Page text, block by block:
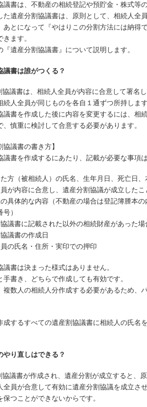
議書は、不動産の相続登記や預貯金・株式等
た遺産分割協議書は、原則として、相続人全
あとになって『やはりこの分割方法には納得
きます。
『遺産分割協議書』について説明します。
議書は誰がつくる？
議書は、相続人全員が内容に合意して署名
続人全員が同じものを各自１通ずつ所持します
議書を作成した後に内容を変更するには、相
、慎重に検討して合意する必要があります。
協議書の書き方】
議書を作成するにあたり、記載が必要な事項
方（被相続人）の氏名、生年月日、死亡日
が内容に合意し、遺産分割協議が成立した
具体的な内容（不動産の場合は登記簿謄本
）
議書に記載された以外の相続財産があった
議書の作成日
の氏名・住所・実印での押印
議書は決まった様式はありません。
手書き、どちらで作成しても有効です。
複数人の相続人分作成する必要があるため、
成するすべての遺産割協議書に相続人の氏名
やり直しはできる？
議書が作成され、遺産分割が成立すると、
全員が合意して有効に遺産分割協議を成立さ
保つことができないからです。